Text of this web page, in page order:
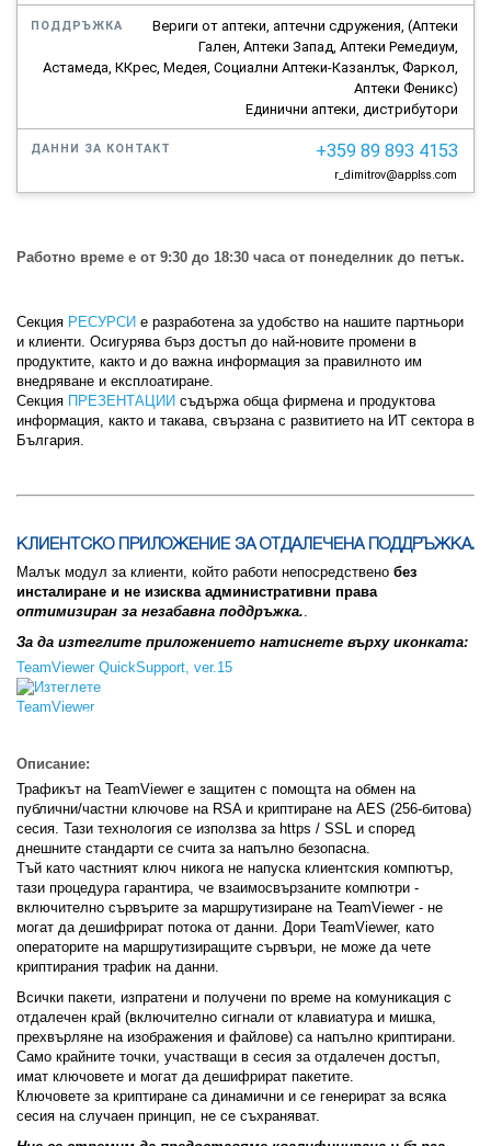
Вериги от аптеки, аптечни сдружения, (Аптеки
Гален, Аптеки Запад, Аптеки Ремедиум,
Астамеда, ККрес, Медея, Социални Аптеки-Казанлък, Фаркол,
Аптеки Феникс)
Единични аптеки, дистрибутори
+359 89 893 4153
r_dimitrov@applss.com
Работно време е от 9:30 до 18:30 часа от понеделник до петък.
Секция РЕСУРСИ е разработена за удобство на нашите партньори
и клиенти. Осигурява бърз достъп до най-новите промени в
продуктите, както и до важна информация за правилното им
внедряване и експлоатиране.
Секция ПРЕЗЕНТАЦИИ съдържа обща фирмена и продуктова
информация, както и такава, свързана с развитието на ИТ сектора в
България.
КЛИЕНТСКО ПРИЛОЖЕНИЕ ЗА ОТДАЛЕЧЕНА ПОДДРЪЖКА.
Малък модул за клиенти, който работи непосредствено без
инсталиране и не изисква административни права
оптимизиран за незабавна поддръжка..
За да изтеглите приложението натиснете върху иконката:
TeamViewer QuickSupport, ver.15
Изтеглете
Описание:
Трафикът на TeamViewer е защитен с помощта на обмен на
публични/частни ключове на RSA и криптиране на AES (256-битова)
сесия. Тази технология се използва за https / SSL и според
днешните стандарти се счита за напълно безопасна.
Тъй като частният ключ никога не напуска клиентския компютър,
тази процедура гарантира, че взаимосвързаните компютри -
включително сървърите за маршрутизиране на TeamViewer - не
могат да дешифрират потока от данни. Дори TeamViewer, като
операторите на маршрутизиращите сървъри, не може да чете
криптирания трафик на данни.
Всички пакети, изпратени и получени по време на комуникация с
отдалечен край (включително сигнали от клавиатура и мишка,
прехвърляне на изображения и файлове) са напълно криптирани.
Само крайните точки, участващи в сесия за отдалечен достъп,
имат ключовете и могат да дешифрират пакетите.
Ключовете за криптиране са динамични и се генерират за всяка
сесия на случаен принцип, не се съхраняват.